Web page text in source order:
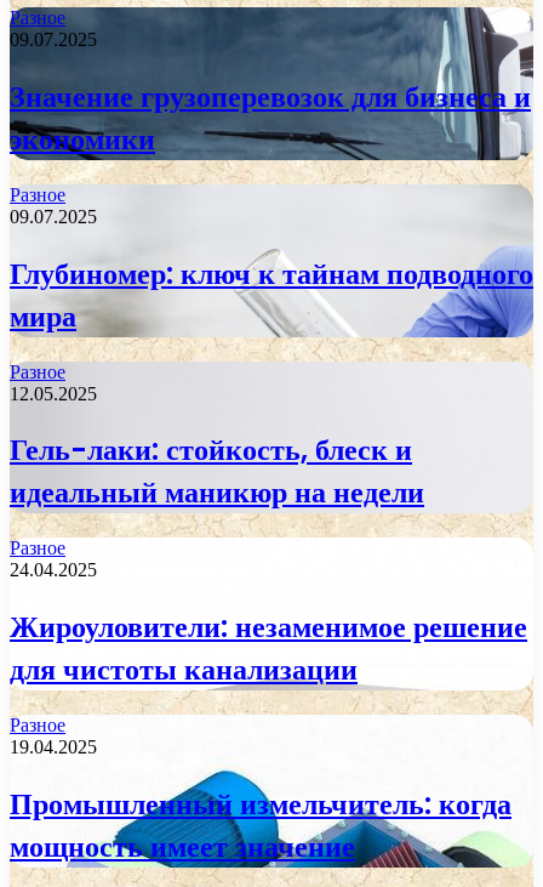
Разное
09.07.2025
Значение грузоперевозок для бизнеса и
экономики
Разное
09.07.2025
Глубиномер: ключ к тайнам подводного
мира
Разное
12.05.2025
Гель-лаки: стойкость, блеск и
идеальный маникюр на недели
Разное
24.04.2025
Жироуловители: незаменимое решение
для чистоты канализации
Разное
19.04.2025
Промышленный измельчитель: когда
мощность имеет значение